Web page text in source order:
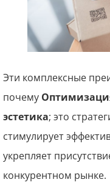
Эти комплексные
почему
эстетика; это
стимулирует
укрепляет
конкурентном рынке.